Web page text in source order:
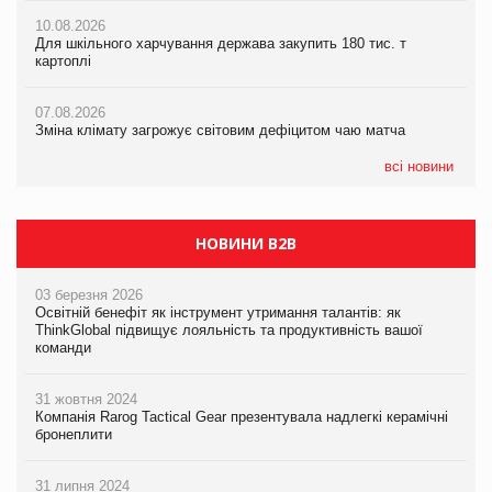
10.08.2026
Для шкільного харчування держава закупить 180 тис. т
картоплі
07.08.2026
Зміна клімату загрожує світовим дефіцитом чаю матча
всі новини
10.08.2026
Для шкільного харчування держава закупить 180 тис. т
картоплі
07.08.2026
Зміна клімату загрожує світовим дефіцитом чаю матча
Криза у Китаї може спричинити великі потрясіння для світової
економіки
Kraft Heinz скоротила збиток у першому півріччі
НОВИНИ B2B
03 березня 2026
Освітній бенефіт як інструмент утримання талантів: як
ThinkGlobal підвищує лояльність та продуктивність вашої
команди
31 жовтня 2024
Компанія Rarog Tactical Gear презентувала надлегкі керамічні
бронеплити
31 липня 2024